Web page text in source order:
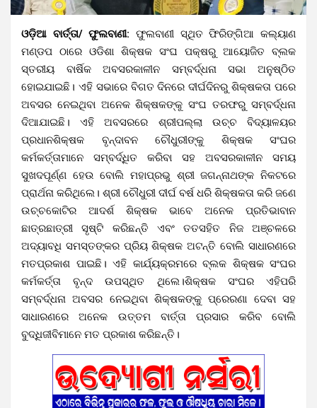
ଓଡ଼ିଆ ବାର୍ତ୍ତା/ ଫୁଲବାଣୀ: ଫୁଲବାଣୀ ସ୍ଥିତ ଫିରିଙ୍ଗିଆ କଲ୍ୟାଣ
ମଣ୍ଡପ ଠାରେ ଓଡିଶା ଶିକ୍ଷକ ସଂଘ ପକ୍ଷରୁ ଆୟୋଜିତ ବ୍ଲକ
ସ୍ତରୀୟ ବାର୍ଷିକ ଅବସରକାଳୀନ ସମ୍ବର୍ଦ୍ଧନା ସଭା ଅନୁଷ୍ଠିତ
ହୋଇଯାଇଛି। ଏହି ସଭାରେ ବିଗତ ଦିନରେ ଦୀର୍ଘଦିନରୁ ଶିକ୍ଷକତା ପରେ
ଅବସର ନେଇଥିବା ଅନେକ ଶିକ୍ଷକଙ୍କୁ ସଂଘ ତରଫରୁ ସମ୍ବର୍ଦ୍ଧନା
ଦିଆଯାଇଛି। ଏହି ଅବସରରେ ଶ୍ରୀପଲ୍ଲା ଉଚ୍ଚ ବିଦ୍ୟାଳୟର
ପ୍ରଧାନଶିକ୍ଷକ ବୃନ୍ଦାବନ ଚୌଧୁରୀଙ୍କୁ ଶିକ୍ଷକ ସଂଘର
କର୍ମକର୍ତ୍ତାମାନେ ସମ୍ବର୍ଦ୍ଧିତ କରିବା ସହ ଅବସରକାଳୀନ ସମୟ
ସୁଖଦପୂର୍ଣ୍ଣ ହେଉ ବୋଲି ମହାପ୍ରଭୁ ଶ୍ରୀ ଜଗନ୍ନାଥଙ୍କ ନିକଟରେ
ପ୍ରାର୍ଥନା କରିଥିଲେ। ଶ୍ରୀ ଚୌଧୁରୀ ଦୀର୍ଘ ବର୍ଷ ଧରି ଶିକ୍ଷକତା କରି ଜଣେ
ଉଚ୍ଚକୋଟିର ଆଦର୍ଶ ଶିକ୍ଷକ ଭାବେ ଅନେକ ପ୍ରତିଭାବାନ
ଛାତ୍ରଛାତ୍ରୀ ସୃଷ୍ଟି କରିଛନ୍ତି ଏବଂ ତତସହିତ ନିଜ ଅଞ୍ଚଳରେ
ଅଦ୍ୟାବଧି ସମସ୍ତଙ୍କର ପ୍ରିୟ ଶିକ୍ଷକ ଅଟନ୍ତି ବୋଲି ସାଧାରଣରେ
ମତପ୍ରକାଶ ପାଇଛି। ଏହି କାର୍ଯ୍ୟକ୍ରମରେ ବ୍ଲକ ଶିକ୍ଷକ ସଂଘର‌
କର୍ମକର୍ତ୍ତା ବୃନ୍ଦ ଉପସ୍ଥିତ ଥିଲେ।ଶିକ୍ଷକ ସଂଘର ଏହିପରି
ସମ୍ବର୍ଦ୍ଧନା ଅବସର ନେଇଥିବା ଶିକ୍ଷକଙ୍କୁ ପ୍ରେରଣା ଦେବା ସହ
ସାଧାରଣରେ ଅନେକ ଉତ୍ତମ ବାର୍ତ୍ତା ପ୍ରସାର କରିବ ବୋଲି
ବୁଦ୍ଧିଜୀବିମାନେ ମତ ପ୍ରକାଶ କରିଛନ୍ତି।